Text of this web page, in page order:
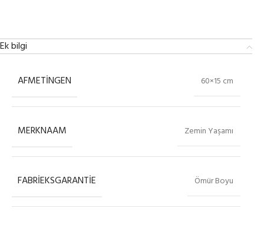
Ek bilgi
AFMETINGEN 60×15 cm
MERKNAAM Zemin Yaşamı
FABRIEKSGARANTIE Ömür Boyu